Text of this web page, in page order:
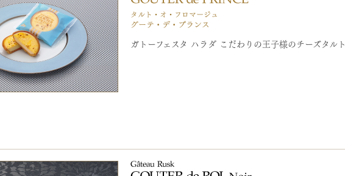
ガトーフェスタ ハラダ こだわりの王子様のチーズタルト